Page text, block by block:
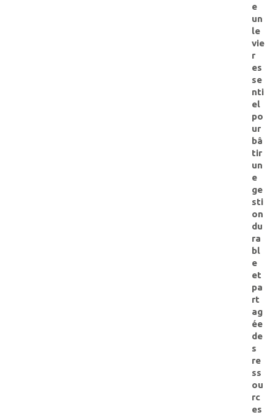
e
un
le
vie
r
es
se
nti
el
po
ur
bâ
tir
un
e
ge
sti
on
du
ra
bl
e
et
pa
rt
ag
ée
de
s
re
ss
ou
rc
es